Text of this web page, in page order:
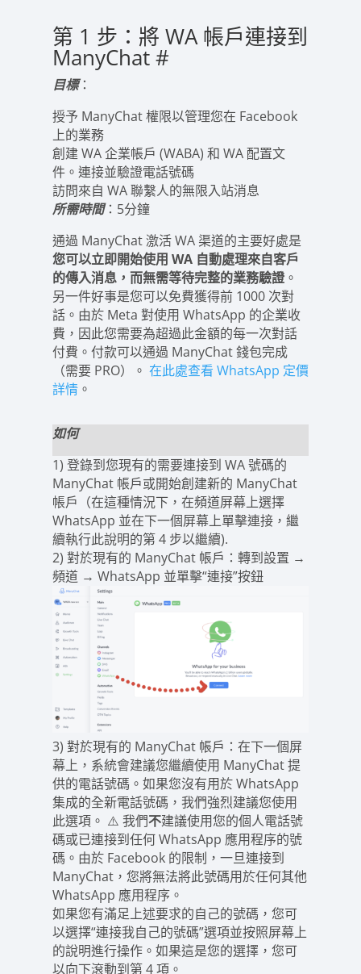
第 1 步：將 WA 帳戶連接到
ManyChat#
目標：
授予 ManyChat 權限以管理您在 Facebook
上的業務
創建 WA 企業帳戶 (WABA) 和 WA 配置文
件。連接並驗證電話號碼
訪問來自 WA 聯繫人的無限入站消息
所需時間：5分鐘
通過 ManyChat 激活 WA 渠道的主要好處是
您可以立即開始使用 WA 自動處理來自客戶
的傳入消息，而無需等待完整的業務驗證 。
另一件好事是您可以免費獲得前 1000 次對
話。由於 Meta 對使用 WhatsApp 的企業收
費，因此您需要為超過此金額的每一次對話
付費。付款可以通過 ManyChat 錢包完成
（需要 PRO）。 在此處查看 WhatsApp 定價
詳情 。
如何
1) 登錄到您現有的需要連接到 WA 號碼的
ManyChat 帳戶或開始創建新的 ManyChat
帳戶（在這種情況下，在頻道屏幕上選擇
WhatsApp 並在下一個屏幕上單擊連接，繼
續執行此說明的第 4 步以繼續).
2) 對於現有的 ManyChat 帳戶：轉到設置 →
頻道 → WhatsApp 並單擊“連接”按鈕
3) 對於現有的 ManyChat 帳戶：在下一個屏
幕上，系統會建議您繼續使用 ManyChat 提
供的電話號碼。如果您沒有用於 WhatsApp
集成的全新電話號碼，我們強烈建議您使用
此選項。 ⚠️ 我們不建議使用您的個人電話號
碼或已連接到任何 WhatsApp 應用程序的號
碼。由於 Facebook 的限制，一旦連接到
ManyChat，您將無法將此號碼用於任何其他
WhatsApp 應用程序。
如果您有滿足上述要求的自己的號碼，您可
以選擇“連接我自己的號碼”選項並按照屏幕上
的說明進行操作。如果這是您的選擇，您可
以向下滾動到第 4 項。